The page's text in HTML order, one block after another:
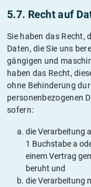
5.7. Recht auf
Sie haben das Recht,
Daten, die Sie uns
gängigen und
haben das Recht,
ohne Behinderung
personenbezogenen
sofern:
die Verarbeitung
1 Buchstabe a
einem Vertrag
beruht und
die Verarbeitung